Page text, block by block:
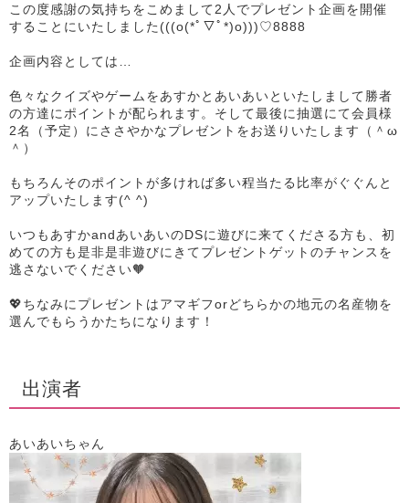
この度感謝の気持ちをこめまして2人でプレゼント企画を開催
することにいたしました(((o(*ﾟ▽ﾟ*)o)))♡8888
企画内容としては…
色々なクイズやゲームをあすかとあいあいといたしまして勝者
の方達にポイントが配られます。そして最後に抽選にて会員様
2名（予定）にささやかなプレゼントをお送りいたします（＾ω
＾）
もちろんそのポイントが多ければ多い程当たる比率がぐぐんと
アップいたします(^ ^)
いつもあすかandあいあいのDSに遊びに来てくださる方も、初
めての方も是非是非遊びにきてプレゼントゲットのチャンスを
逃さないでください🧡
💖ちなみにプレゼントはアマギフorどちらかの地元の名産物を
選んでもらうかたちになります！
出演者
あいあいちゃん